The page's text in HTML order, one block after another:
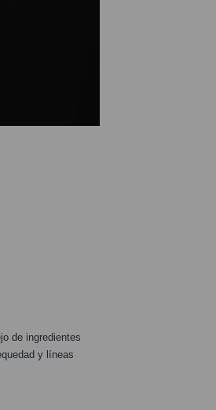
de ingredientes
y líneas